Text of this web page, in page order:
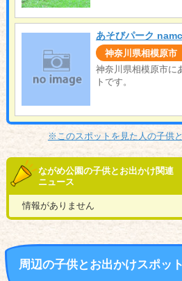
あそびパーク
神奈川県相模原市
神奈川県相模原市に
トです。
※このスポットを見た人の子供
ながめ公園の子供とお出かけ関連
ニュース
情報がありません
周辺の子供とお出かけスポット